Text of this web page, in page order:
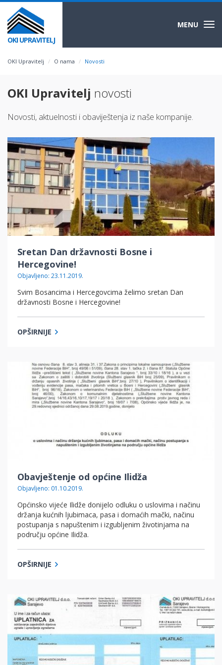
OKI UPRAVITELJ
MENU
OKI Upravitelj O nama Novosti
OKI Upravitelj novosti
Novosti, aktuelnosti i obaviještenja iz naše kompanije.
Sretan Dan državnosti Bosne i
Hercegovine!
Objavljeno: 23.11.2019.
Svim Bosancima i Hercegovcima želimo sretan Dan
državnosti Bosne i Hercegovine!
OPŠIRNIJE
Obavještenje od općine Ilidža
Objavljeno: 01.10.2019.
Općinsko vijeće Ilidže donijelo odluku o uslovima i načinu
držanja kućnih ljubimaca, pasa i domaćih mački, načinu
postupanja s napuštenim i izgubljenim životinjama na
području općine Ilidža.
OPŠIRNIJE